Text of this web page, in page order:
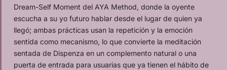
Dream-Self Moment del AYA Method, donde la oyente
escucha a su yo futuro hablar desde el lugar de quien ya
llegó; ambas prácticas usan la repetición y la emoción
sentida como mecanismo, lo que convierte la meditación
sentada de Dispenza en un complemento natural o una
puerta de entrada para usuarias que ya tienen el hábito de